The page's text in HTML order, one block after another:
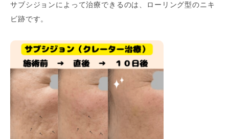
サブシジョンによって治療できるのは、ローリング型のニキ
ビ跡です。